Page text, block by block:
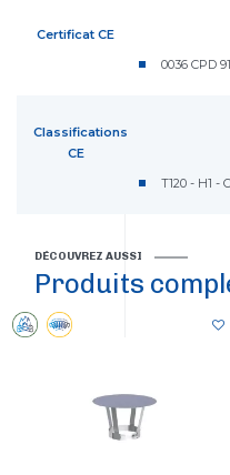
Certificat CE
0036 CPD
Classifications
CE
T120 - H1 -
DÉCOUVREZ AUSSI
Produits